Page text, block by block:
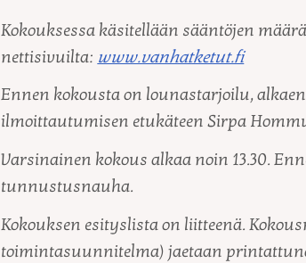
Kokouksessa käsitellään sääntöjen
nettisivuilta: www.vanhatketut.fi
Ennen kokousta on lounastarjoilu,
ilmoittautumisen etukäteen Sirpa
Varsinainen kokous alkaa noin 13.30.
tunnustusnauha.
Kokouksen esityslista on liitteenä.
toimintasuunnitelma) jaetaan